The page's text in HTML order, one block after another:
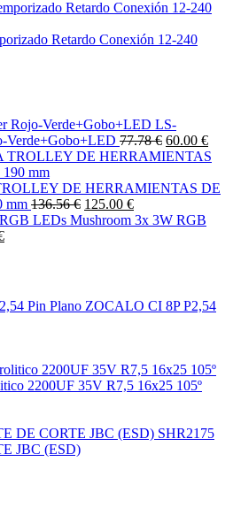
Retardo Conexión 12-240
LS-
Verde+Gobo+LED 77.78 € 60.00 €
DE HERRAMIENTAS DE
mm 136.56 € 125.00 €
Mushroom 3x 3W RGB
ZOCALO CI 8P P2,54
2200UF 35V R7,5 16x25 105º
SHR2175
JBC (ESD)